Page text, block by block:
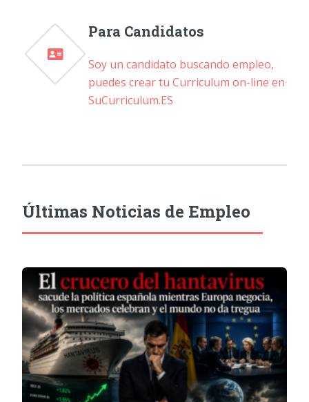
Para Candidatos
Soy un candidato buscando empleo,
puedes crear tu Curriculum on-line en
SuCurriculum.ES
Últimas Noticias de Empleo